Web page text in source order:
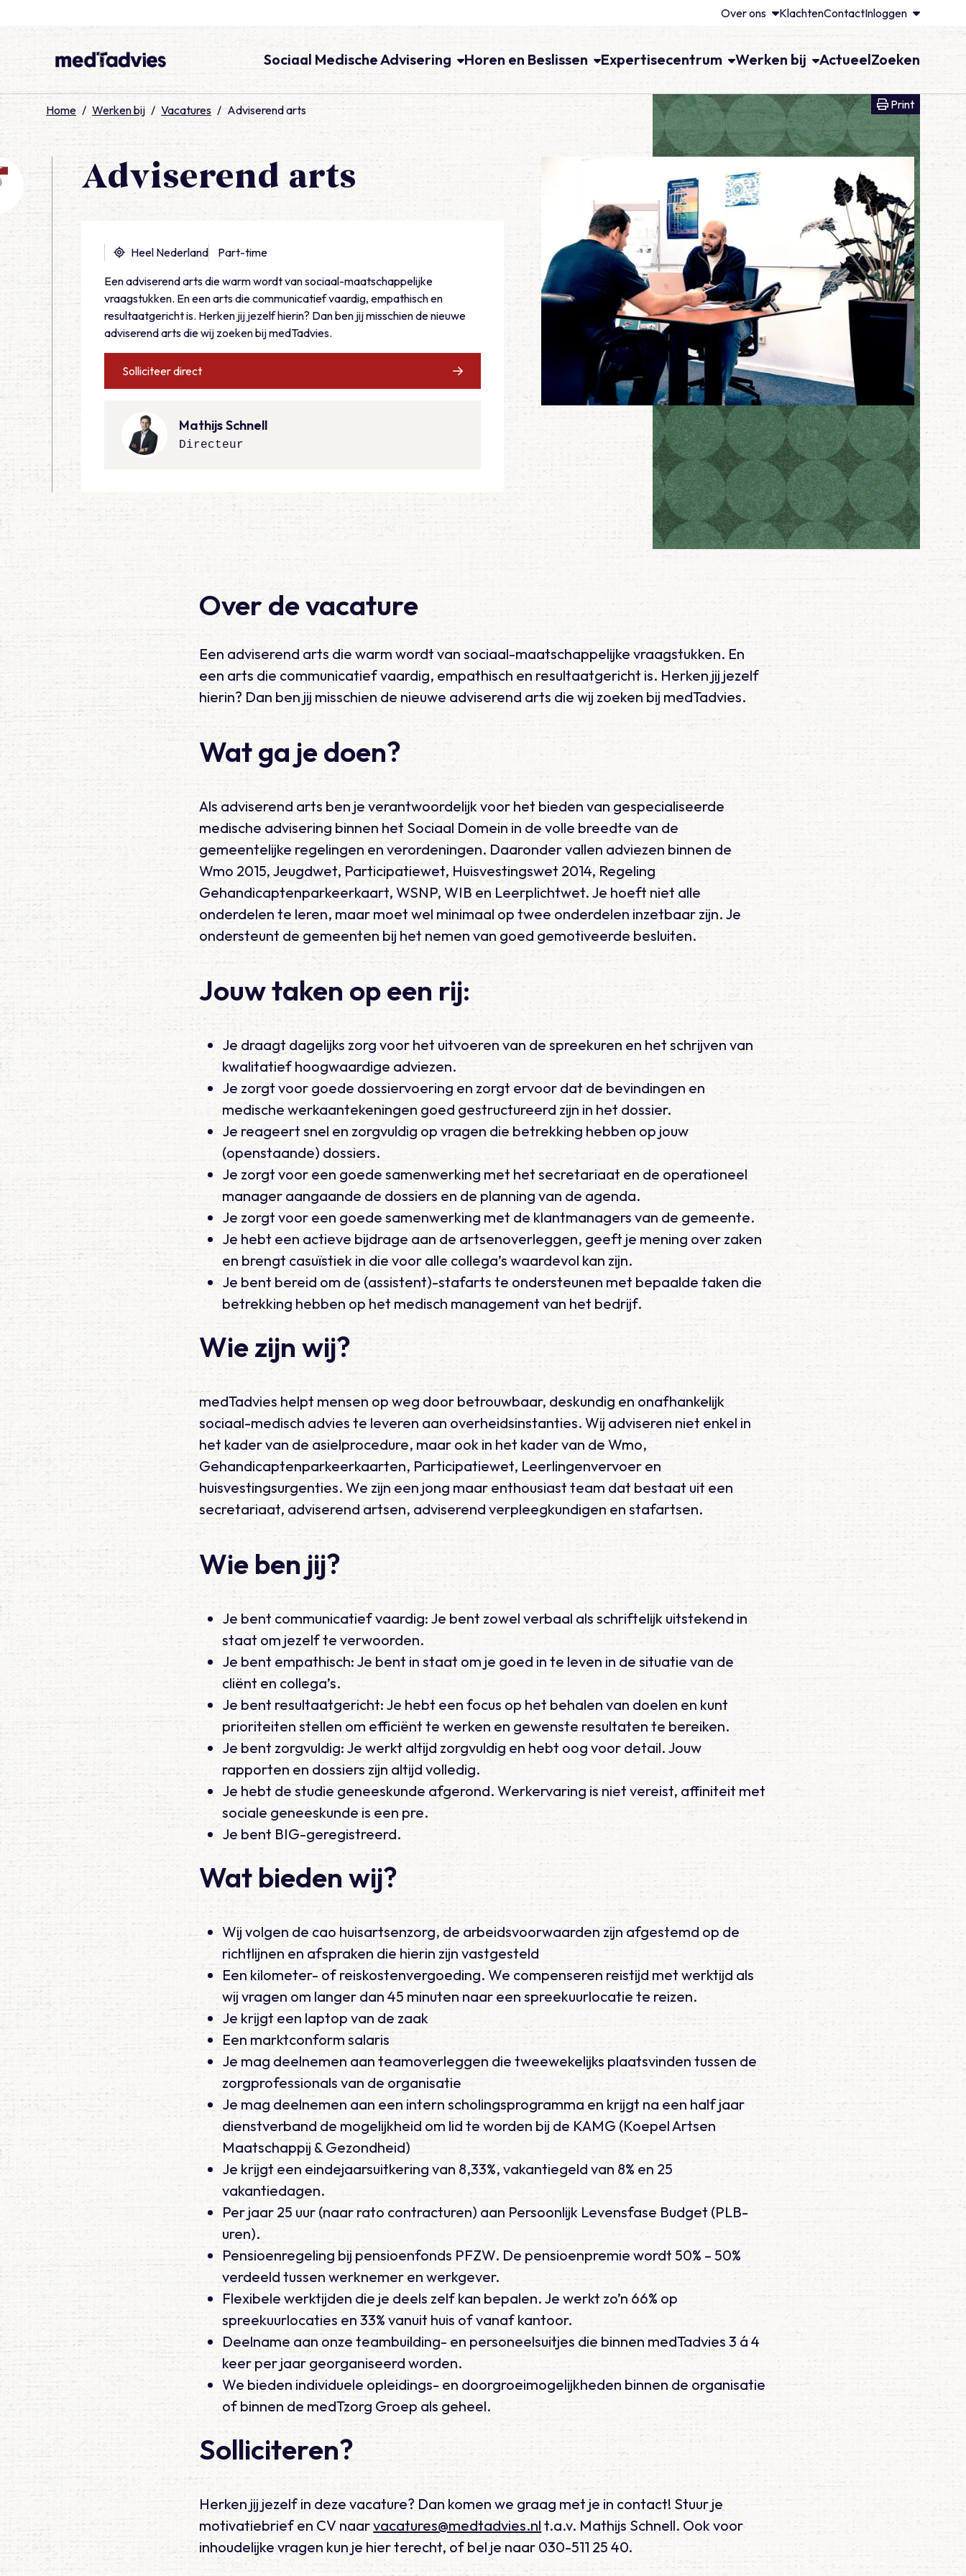
Over ons KlachtenContactInloggen
Sociaal Medische Advisering Horen en Beslissen Expertisecentrum Werken bij ActueelZoeken
Home / Werken bij / Vacatures / Adviserend arts PrintPrint
Adviserend arts
Heel Nederland
Part-time
Een adviserend arts die warm wordt van sociaal-maatschappelijke
vraagstukken. En een arts die communicatief vaardig, empathisch en
resultaatgericht is. Herken jij jezelf hierin? Dan ben jij misschien de nieuwe
adviserend arts die wij zoeken bij medTadvies.
Solliciteer direct
Mathijs Schnell
Directeur
Over de vacature
Een adviserend arts die warm wordt van sociaal-maatschappelijke vraagstukken. En
een arts die communicatief vaardig, empathisch en resultaatgericht is. Herken jij jezelf
hierin? Dan ben jij misschien de nieuwe adviserend arts die wij zoeken bij medTadvies.
Wat ga je doen?
Als adviserend arts ben je verantwoordelijk voor het bieden van gespecialiseerde
medische advisering binnen het Sociaal Domein in de volle breedte van de
gemeentelijke regelingen en verordeningen. Daaronder vallen adviezen binnen de
Wmo 2015, Jeugdwet, Participatiewet, Huisvestingswet 2014, Regeling
Gehandicaptenparkeerkaart, WSNP, WIB en Leerplichtwet. Je hoeft niet alle
onderdelen te leren, maar moet wel minimaal op twee onderdelen inzetbaar zijn. Je
ondersteunt de gemeenten bij het nemen van goed gemotiveerde besluiten.
Jouw taken op een rij:
Je draagt dagelijks zorg voor het uitvoeren van de spreekuren en het schrijven van
kwalitatief hoogwaardige adviezen.
Je zorgt voor goede dossiervoering en zorgt ervoor dat de bevindingen en
medische werkaantekeningen goed gestructureerd zijn in het dossier.
Je reageert snel en zorgvuldig op vragen die betrekking hebben op jouw
(openstaande) dossiers.
Je zorgt voor een goede samenwerking met het secretariaat en de operationeel
manager aangaande de dossiers en de planning van de agenda.
Je zorgt voor een goede samenwerking met de klantmanagers van de gemeente.
Je hebt een actieve bijdrage aan de artsenoverleggen, geeft je mening over zaken
en brengt casuïstiek in die voor alle collega’s waardevol kan zijn.
Je bent bereid om de (assistent)-stafarts te ondersteunen met bepaalde taken die
betrekking hebben op het medisch management van het bedrijf.
Wie zijn wij?
medTadvies helpt mensen op weg door betrouwbaar, deskundig en onafhankelijk
sociaal-medisch advies te leveren aan overheidsinstanties. Wij adviseren niet enkel in
het kader van de asielprocedure, maar ook in het kader van de Wmo,
Gehandicaptenparkeerkaarten, Participatiewet, Leerlingenvervoer en
huisvestingsurgenties. We zijn een jong maar enthousiast team dat bestaat uit een
secretariaat, adviserend artsen, adviserend verpleegkundigen en stafartsen.
Wie ben jij?
Je bent communicatief vaardig: Je bent zowel verbaal als schriftelijk uitstekend in
staat om jezelf te verwoorden.
Je bent empathisch: Je bent in staat om je goed in te leven in de situatie van de
cliënt en collega’s.
Je bent resultaatgericht: Je hebt een focus op het behalen van doelen en kunt
prioriteiten stellen om efficiënt te werken en gewenste resultaten te bereiken.
Je bent zorgvuldig: Je werkt altijd zorgvuldig en hebt oog voor detail. Jouw
rapporten en dossiers zijn altijd volledig.
Je hebt de studie geneeskunde afgerond. Werkervaring is niet vereist, affiniteit met
sociale geneeskunde is een pre.
Je bent BIG-geregistreerd.
Wat bieden wij?
Wij volgen de cao huisartsenzorg, de arbeidsvoorwaarden zijn afgestemd op de
richtlijnen en afspraken die hierin zijn vastgesteld
Een kilometer- of reiskostenvergoeding. We compenseren reistijd met werktijd als
wij vragen om langer dan 45 minuten naar een spreekuurlocatie te reizen.
Je krijgt een laptop van de zaak
Een marktconform salaris
Je mag deelnemen aan teamoverleggen die tweewekelijks plaatsvinden tussen de
zorgprofessionals van de organisatie
Je mag deelnemen aan een intern scholingsprogramma en krijgt na een half jaar
dienstverband de mogelijkheid om lid te worden bij de KAMG (Koepel Artsen
Maatschappij & Gezondheid)
Je krijgt een eindejaarsuitkering van 8,33%, vakantiegeld van 8% en 25
vakantiedagen.
Per jaar 25 uur (naar rato contracturen) aan Persoonlijk Levensfase Budget (PLB-
uren).
Pensioenregeling bij pensioenfonds PFZW. De pensioenpremie wordt 50% – 50%
verdeeld tussen werknemer en werkgever.
Flexibele werktijden die je deels zelf kan bepalen. Je werkt zo’n 66% op
spreekuurlocaties en 33% vanuit huis of vanaf kantoor.
Deelname aan onze teambuilding- en personeelsuitjes die binnen medTadvies 3 á 4
keer per jaar georganiseerd worden.
We bieden individuele opleidings- en doorgroeimogelijkheden binnen de organisatie
of binnen de medTzorg Groep als geheel.
Solliciteren?
Herken jij jezelf in deze vacature? Dan komen we graag met je in contact! Stuur je
motivatiebrief en CV naarvacatures@medtadvies.nl t.a.v. Mathijs Schnell. Ook voor
inhoudelijke vragen kun je hier terecht, of bel je naar 030-511 25 40.